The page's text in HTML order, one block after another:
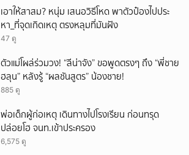
เอาให้สาสม? หนุ่ม เสนอวิธีโหด พาตัวป๋องไปประ
หา_ที่จุดเกิดเหตุ ตรงหลุมที่มันฝัง
47 ดู
ตัวแม่โผล่ร่วมวง! “ลีน่าจัง” ขอพูดตรงๆ ถึง “พี่ชาย
ฮลุน” หลังรู้ “ผลชันสูตร” น้องชาย!
885 ดู
พ่อเด็กผู้ก่อเหตุ เดินทางไปโรงเรียน ก่อนทรุด
ปล่อยโฮ จนท.เข้าประครอง
6,575 ดู